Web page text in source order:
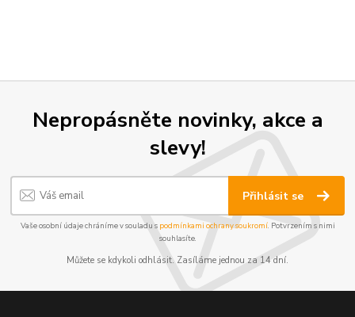
Nepropásněte novinky, akce a
slevy!
Přihlásit se
Vaše osobní údaje chráníme v souladu s podmínkami ochrany soukromí. Potvrzením s nimi
souhlasíte.
Můžete se kdykoli odhlásit. Zasíláme jednou za 14 dní.